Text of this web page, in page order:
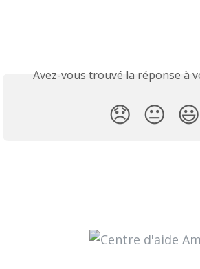
Avez-vous trouvé la réponse à
😞 😐 😃